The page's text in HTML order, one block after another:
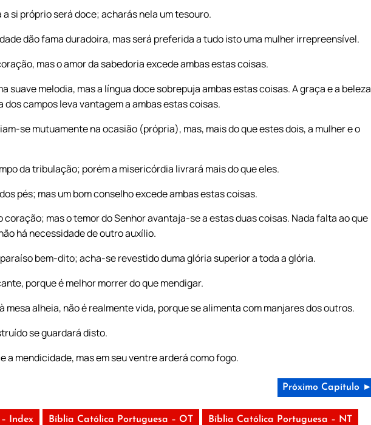
si próprio será doce; acharás nela um tesouro.
dão fama duradoira, mas será preferida a tudo isto uma mulher irrepreensível.
mas o amor da sabedoria excede ambas estas coisas.
suave melodia, mas a língua doce sobrepuja ambas estas coisas. A graça e a beleza
campos leva vantagem a ambas estas coisas.
se mutuamente na ocasião (própria), mas, mais do que estes dois, a mulher e o
da tribulação; porém a misericórdia livrará mais do que eles.
pés; mas um bom conselho excede ambas estas coisas.
coração; mas o temor do Senhor avantaja-se a estas duas coisas. Nada falta ao que
há necessidade de outro auxílio.
bem-dito; acha-se revestido duma glória superior a toda a glória.
porque é melhor morrer do que mendigar.
mesa alheia, não é realmente vida, porque se alimenta com manjares dos outros.
se guardará disto.
a mendicidade, mas em seu ventre arderá como fogo.
Próximo Capítulo ►
Index Bíblia Católica Portuguesa – OT Bíblia Católica Portuguesa – NT